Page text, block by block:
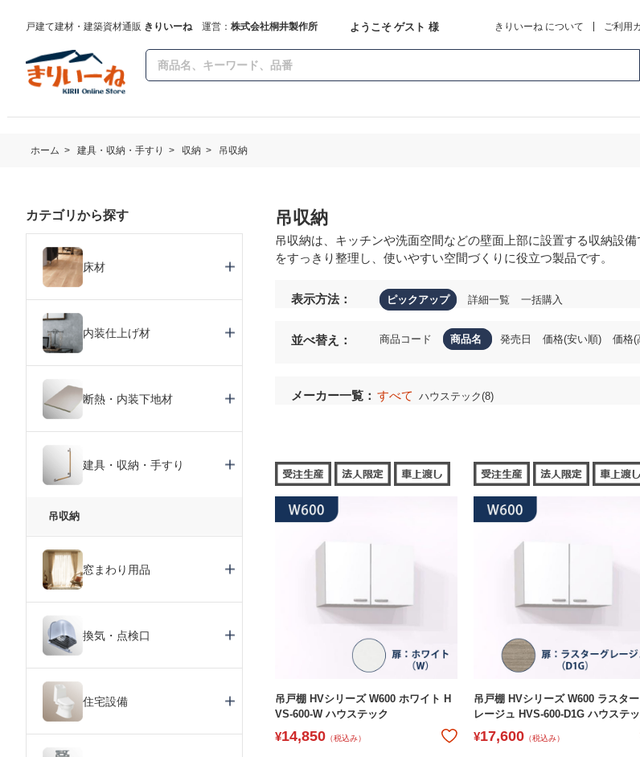
戸建て建材・建築資材通販 きりいーね運営： 株式会社桐井製作所 ようこそ ゲスト 様 きりいーね について ご利用
ホーム > 建具・収納・手すり > 収納 > 吊収納
吊収納
吊収納は、キッチンや洗面空間などの壁面上部に設置する収納設
をすっきり整理し、使いやすい空間づくりに役立つ製品です。
表示方法： ピックアップ 詳細一覧 一括購入
並べ替え： 商品コード 商品名 発売日 価格(安い順) 価格(
メーカー一覧： すべて ハウステック(8)
吊戸棚 HVシリーズ W600 ホワイト H
VS-600-W ハウステック
¥14,850 （税込み）
吊戸棚 HVシリーズ W600 ラスタ
レージュ HVS-600-D1G ハウステ
¥17,600 （税込み）
カテゴリから探す
床材
内装仕上げ材
断熱・内装下地材
建具・収納・手すり
吊収納
窓まわり用品
換気・点検口
住宅設備